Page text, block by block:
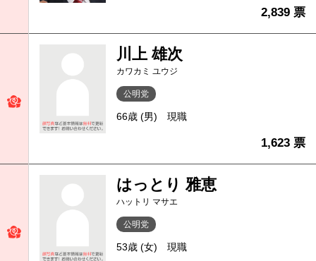
2,839 票
川上 雄次
カワカミ ユウジ
公明党
66歳 (男) 現職
1,623 票
はっとり 雅恵
ハットリ マサエ
公明党
53歳 (女) 現職